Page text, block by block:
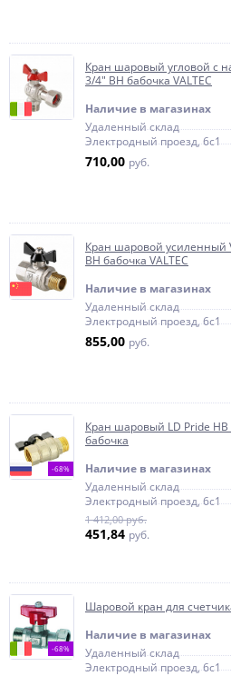
Кран шаровый угловой с
3/4" ВН бабочка VALTEC
Наличие в магазинах
Удаленный склад
Электродный проезд, 6с1
710,00 руб.
Кран шаровой усиленный
ВН бабочка VALTEC
Наличие в магазинах
Удаленный склад
Электродный проезд, 6с1
855,00 руб.
-68%
Кран шаровый LD Pride НВ
бабочка
Наличие в магазинах
Удаленный склад
Электродный проезд, 6с1
1 412,00 руб.
451,84 руб.
-68%
Шаровой кран для
Наличие в магазинах
Удаленный склад
Электродный проезд, 6с1